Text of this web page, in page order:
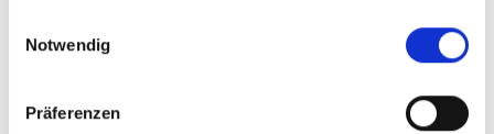
Notwendig
Präferenzen
T-Shirt Essentials Rot Damen T-Shirt Essentials